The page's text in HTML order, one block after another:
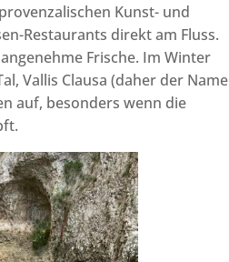
Kunst- und
Restaurants direkt am Fluss.
Frische. Im Winter
Vallis Clausa (daher der Name
auf, besonders wenn die